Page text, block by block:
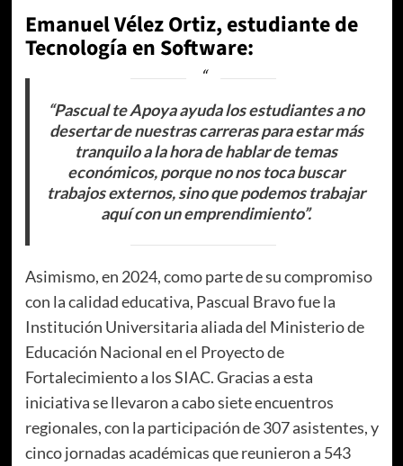
Emanuel Vélez Ortiz, estudiante de
Tecnología en Software:
“Pascual te Apoya ayuda los estudiantes a no
desertar de nuestras carreras para estar más
tranquilo a la hora de hablar de temas
económicos, porque no nos toca buscar
trabajos externos, sino que podemos trabajar
aquí con un emprendimiento”.
Asimismo, en 2024, como parte de su compromiso
con la calidad educativa, Pascual Bravo fue la
Institución Universitaria aliada del Ministerio de
Educación Nacional en el Proyecto de
Fortalecimiento a los SIAC. Gracias a esta
iniciativa se llevaron a cabo siete encuentros
regionales, con la participación de 307 asistentes, y
cinco jornadas académicas que reunieron a 543